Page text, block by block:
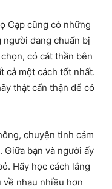
Cạp cũng có những
đang chuẩn bị
có cát thần bên
cả một cách tốt nhất.
thật cẩn thận để có
chuyện tình cảm
Giữa bạn và người ấy
Hãy học cách lắng
về nhau nhiều hơn